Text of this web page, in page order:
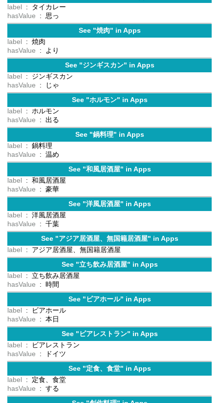
label
: タイカレー
hasValue
: 思っ
See "焼肉" in Apps
label
: 焼肉
hasValue
: より
See "ジンギスカン" in Apps
label
: ジンギスカン
hasValue
: じゃ
See "ホルモン" in Apps
label
: ホルモン
hasValue
: 出る
See "鍋料理" in Apps
label
: 鍋料理
hasValue
: 温め
See "和風居酒屋" in Apps
label
: 和風居酒屋
hasValue
: 豪華
See "洋風居酒屋" in Apps
label
: 洋風居酒屋
hasValue
: 千葉
See "アジア居酒屋、無国籍居酒屋" in Apps
label
: アジア居酒屋、無国籍居酒屋
See "立ち飲み居酒屋" in Apps
label
: 立ち飲み居酒屋
hasValue
: 時間
See "ビアホール" in Apps
label
: ビアホール
hasValue
: 本日
See "ビアレストラン" in Apps
label
: ビアレストラン
hasValue
: ドイツ
See "定食、食堂" in Apps
label
: 定食、食堂
hasValue
: する